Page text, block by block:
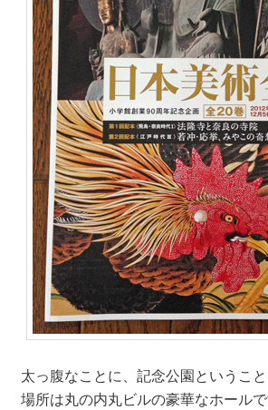
太っ腹なことに、記念公園というこ
場所は丸の内丸ビルの豪華なホール